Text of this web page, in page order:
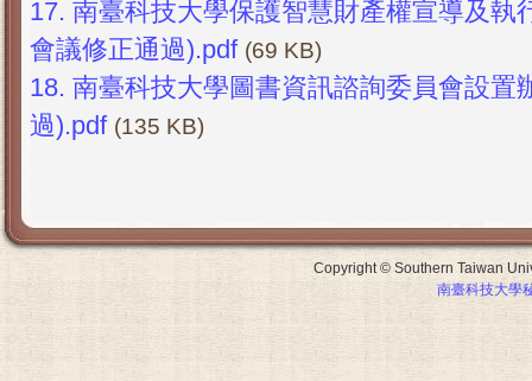
17. 南臺科技大學保護智慧財產權宣導及執
會議修正通過).pdf (69 KB)
18. 南臺科技大學圖書資訊諮詢委員會設置
過).pdf (135 KB)
Copyright © Southern Taiwan
南臺科技大學